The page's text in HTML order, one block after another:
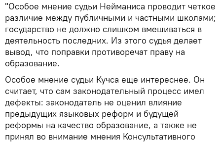
"Особое мнение судьи Нейманиса проводит четкое
различие между публичными и частными школами;
государство не должно слишком вмешиваться в
деятельность последних. Из этого судья делает
вывод, что поправки противоречат праву на
образование.
Особое мнение судьи Кучса еще интереснее. Он
считает, что сам законодательный процесс имел
дефекты: законодатель не оценил влияние
предыдущих языковых реформ и будущей
реформы на качество образование, а также не
принял во внимание мнения Консультативного